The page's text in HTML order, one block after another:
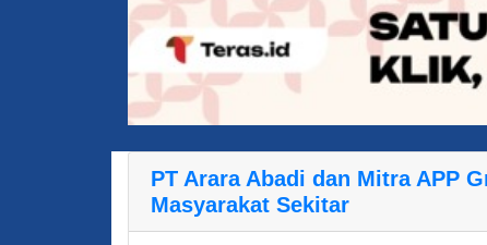
PT Arara Abadi dan Mitra APP
Masyarakat Sekitar